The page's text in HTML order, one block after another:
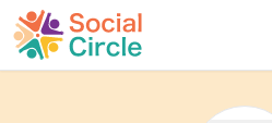
Social Circle